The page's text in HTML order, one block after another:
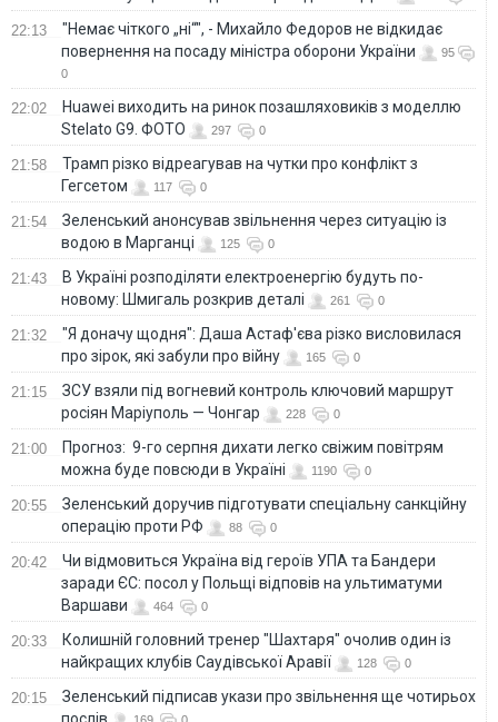
22:13
"Немає чіткого „ні“", - Михайло Федоров не відкидає
повернення на посаду міністра оборони України
95
0
22:02
Huawei виходить на ринок позашляховиків з моделлю
Stelato G9. ФОТО
297 0
21:58
Трамп різко відреагував на чутки про конфлікт з
Гегсетом
117 0
21:54
Зеленський анонсував звільнення через ситуацію із
водою в Марганці
125 0
21:43
В Україні розподіляти електроенергію будуть по-
новому: Шмигаль розкрив деталі
261 0
21:32
"Я доначу щодня": Даша Астаф'єва різко висловилася
про зірок, які забули про війну
165 0
21:15
ЗСУ взяли під вогневий контроль ключовий маршрут
росіян Маріуполь — Чонгар
228 0
21:00
Прогноз: 9-го серпня дихати легко свіжим повітрям
можна буде повсюди в Україні
1190 0
20:55
Зеленський доручив підготувати спеціальну санкційну
операцію проти РФ
88 0
20:42
Чи відмовиться Україна від героїв УПА та Бандери
заради ЄС: посол у Польщі відповів на ультиматуми
Варшави
464 0
20:33
Колишній головний тренер "Шахтаря" очолив один із
найкращих клубів Саудівської Аравії
128 0
20:15
Зеленський підписав укази про звільнення ще чотирьох